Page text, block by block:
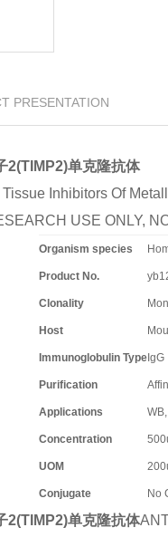
PRESENTATION
2(TIMP2)单克隆抗体
Inhibitors Of
USE ONLY,
Organism species
Product No.
Clonality
Host
Immunoglobulin TypeIgG
Purification
Applications
Concentration
UOM
Conjugate No
2(TIMP2)单克隆抗体